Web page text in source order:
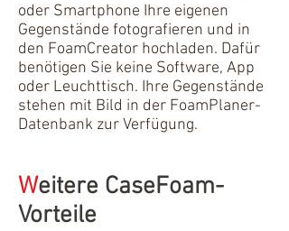
oder Smartphone Ihre eigenen
Gegenstände fotografieren und in
den FoamCreator hochladen. Dafür
benötigen Sie keine Software, App
oder Leuchttisch. Ihre Gegenstände
stehen mit Bild in der FoamPlaner-
Datenbank zur Verfügung.
Weitere CaseFoam-
Vorteile